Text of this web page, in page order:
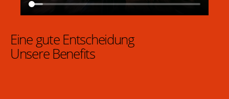
Eine gute Entscheidung
Unsere Benefits